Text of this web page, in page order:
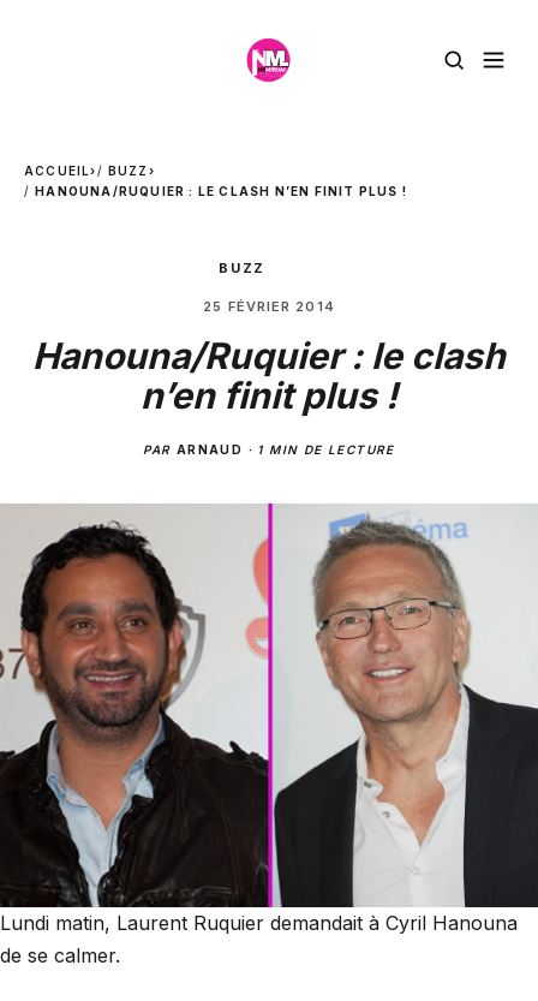
ACCUEIL› BUZZ ›
HANOUNA/RUQUIER : LE CLASH N’EN FINIT PLUS !
BUZZ
25 FÉVRIER 2014
Hanouna/Ruquier : le clash
n’en finit plus !
PAR ARNAUD · 1 MIN DE LECTURE
Lundi matin, Laurent Ruquier demandait à Cyril Hanouna
de se calmer.